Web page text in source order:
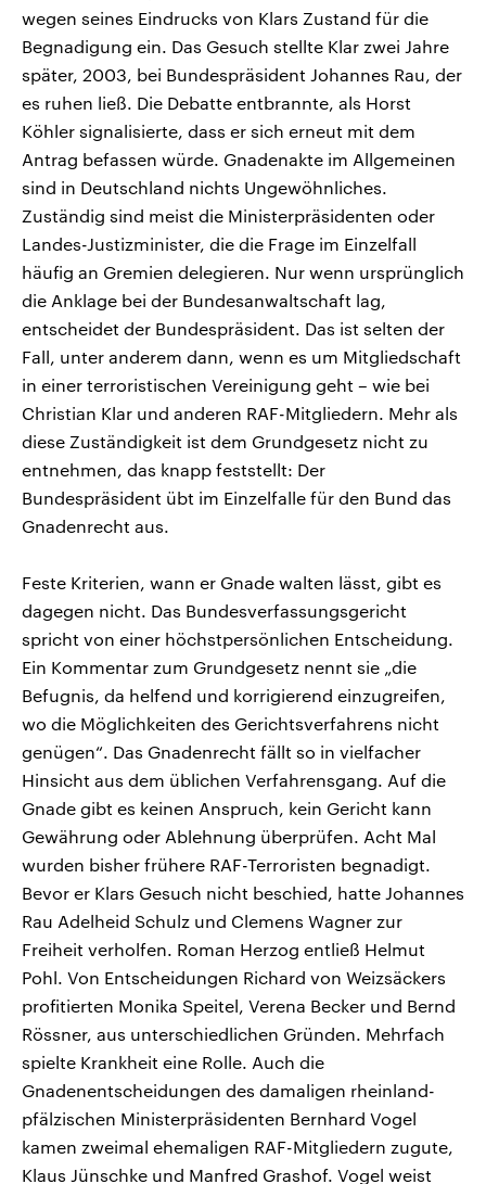
wegen seines Eindrucks von Klars Zustand für die
Begnadigung ein. Das Gesuch stellte Klar zwei Jahre
später, 2003, bei Bundespräsident Johannes Rau, der
es ruhen ließ. Die Debatte entbrannte, als Horst
Köhler signalisierte, dass er sich erneut mit dem
Antrag befassen würde. Gnadenakte im Allgemeinen
sind in Deutschland nichts Ungewöhnliches.
Zuständig sind meist die Ministerpräsidenten oder
Landes-Justizminister, die die Frage im Einzelfall
häufig an Gremien delegieren. Nur wenn ursprünglich
die Anklage bei der Bundesanwaltschaft lag,
entscheidet der Bundespräsident. Das ist selten der
Fall, unter anderem dann, wenn es um Mitgliedschaft
in einer terroristischen Vereinigung geht – wie bei
Christian Klar und anderen RAF-Mitgliedern. Mehr als
diese Zuständigkeit ist dem Grundgesetz nicht zu
entnehmen, das knapp feststellt: Der
Bundespräsident übt im Einzelfalle für den Bund das
Gnadenrecht aus.
Feste Kriterien, wann er Gnade walten lässt, gibt es
dagegen nicht. Das Bundesverfassungsgericht
spricht von einer höchstpersönlichen Entscheidung.
Ein Kommentar zum Grundgesetz nennt sie „die
Befugnis, da helfend und korrigierend einzugreifen,
wo die Möglichkeiten des Gerichtsverfahrens nicht
genügen“. Das Gnadenrecht fällt so in vielfacher
Hinsicht aus dem üblichen Verfahrensgang. Auf die
Gnade gibt es keinen Anspruch, kein Gericht kann
Gewährung oder Ablehnung überprüfen. Acht Mal
wurden bisher frühere RAF-Terroristen begnadigt.
Bevor er Klars Gesuch nicht beschied, hatte Johannes
Rau Adelheid Schulz und Clemens Wagner zur
Freiheit verholfen. Roman Herzog entließ Helmut
Pohl. Von Entscheidungen Richard von Weizsäckers
profitierten Monika Speitel, Verena Becker und Bernd
Rössner, aus unterschiedlichen Gründen. Mehrfach
spielte Krankheit eine Rolle. Auch die
Gnadenentscheidungen des damaligen rheinland-
pfälzischen Ministerpräsidenten Bernhard Vogel
kamen zweimal ehemaligen RAF-Mitgliedern zugute,
Klaus Jünschke und Manfred Grashof. Vogel weist